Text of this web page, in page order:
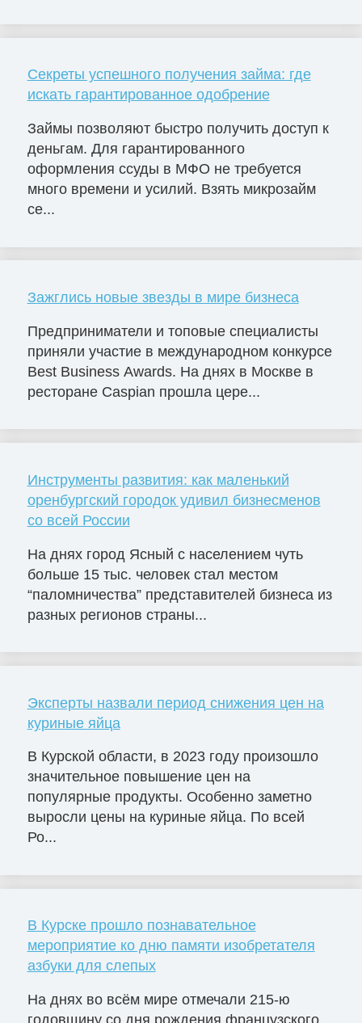
Секреты успешного получения займа: где
искать гарантированное одобрение
Займы позволяют быстро получить доступ к
деньгам. Для гарантированного
оформления ссуды в МФО не требуется
много времени и усилий. Взять микрозайм
се...
Зажглись новые звезды в мире бизнеса
Предприниматели и топовые специалисты
приняли участие в международном конкурсе
Best Business Awards. На днях в Москве в
ресторане Caspian прошла цере...
Инструменты развития: как маленький
оренбургский городок удивил бизнесменов
со всей России
На днях город Ясный с населением чуть
больше 15 тыс. человек стал местом
“паломничества” представителей бизнеса из
разных регионов страны...
Эксперты назвали период снижения цен на
куриные яйца
В Курской области, в 2023 году произошло
значительное повышение цен на
популярные продукты. Особенно заметно
выросли цены на куриные яйца. По всей
Ро...
В Курске прошло познавательное
мероприятие ко дню памяти изобретателя
азбуки для слепых
На днях во всём мире отмечали 215-ю